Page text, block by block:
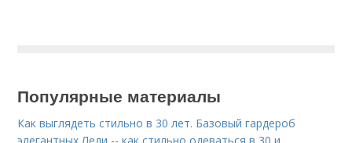
Популярные материалы
Как выглядеть стильно в 30 лет. Базовый гардероб